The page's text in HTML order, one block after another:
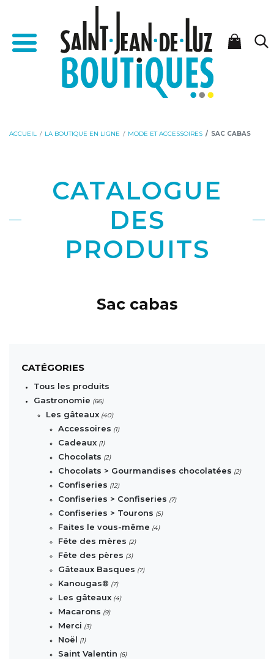
contenu
Menu
Accueil - Saint-Jean-de-Luz Boutiques
ACCUEIL LA BOUTIQUE EN LIGNE MODE ET ACCESSOIRES SAC CABAS
CATALOGUE
DES
PRODUITS
Sac cabas
CATÉGORIES
Tous les produits
Gastronomie (66)
Les gâteaux (40)
Accessoires (1)
Cadeaux (1)
Chocolats (2)
Chocolats > Gourmandises chocolatées (2)
Confiseries (12)
Confiseries > Confiseries (7)
Confiseries > Tourons (5)
Faites le vous-même (4)
Fête des mères (2)
Fête des pères (3)
Gâteaux Basques (7)
Kanougas® (7)
Les gâteaux (4)
Macarons (9)
Merci (3)
Noël (1)
Saint Valentin (6)